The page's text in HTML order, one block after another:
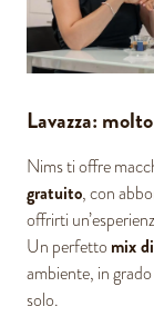
Lavazza:
Nims ti offre
gratuito, con
offrirti
Un perfettomix
ambiente, in
solo.